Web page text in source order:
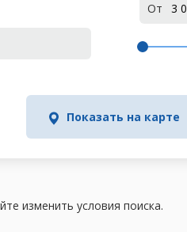
От
Показать на карте
изменить условия поиска.